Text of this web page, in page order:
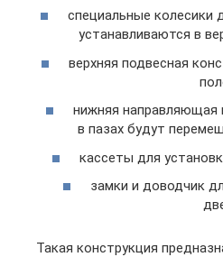
специальные колесики
устанавливаются в
верхняя подвесная
нижняя направляющая
в пазах будут
кассеты для
замки и доводчик
Такая конструкция